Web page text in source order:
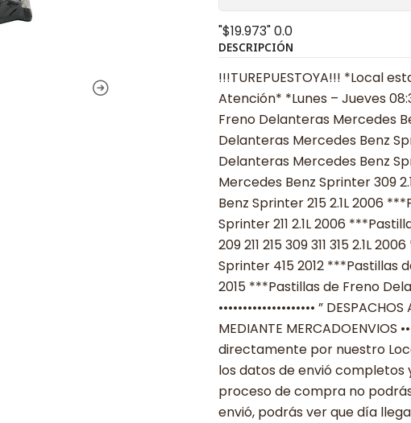
"$19.973"0.0
DESCRIPCIÓN
!!!TUREPUESTOYA!!! *Local
Atención* *Lunes – Jueves
Freno Delanteras Mercedes
Delanteras Mercedes Benz
Delanteras Mercedes Benz
Mercedes Benz Sprinter 309
Benz Sprinter 215 2.1L 2006
Sprinter 211 2.1L 2006
209 211 215 309 311 315 2.1L
Sprinter 415 2012 ***Pastillas
2015 ***Pastillas de Freno
•••••••••••••••••••• ” DESPACHOS
MEDIANTE MERCADOENVIOS
directamente por nuestro
los datos de envió completos
proceso de compra no
envió, podrás ver que día